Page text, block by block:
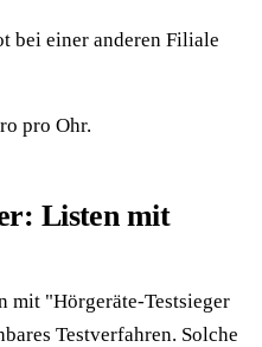
bei einer anderen Filiale
pro Ohr.
Listen mit
mit "Hörgeräte-Testsieger
Testverfahren. Solche